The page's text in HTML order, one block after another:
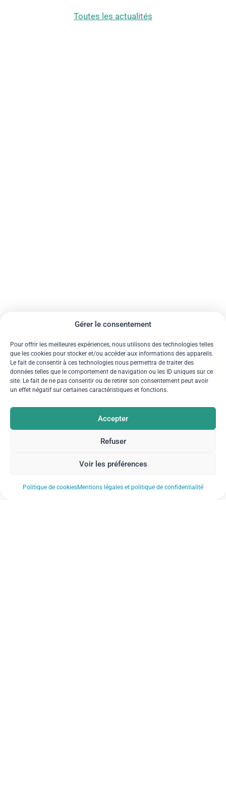
Gérer le consentement
Pour offrir les meilleures expériences, nous utilisons des technologies telles
que les cookies pour stocker et/ou accéder aux informations des appareils.
Le fait de consentir à ces technologies nous permettra de traiter des
données telles que le comportement de navigation ou les ID uniques sur ce
site. Le fait de ne pas consentir ou de retirer son consentement peut avoir
un effet négatif sur certaines caractéristiques et fonctions.
Accepter
Refuser
Voir les préférences
Politique de cookiesMentions légales et politique de confidentialité
Toutes les actualités